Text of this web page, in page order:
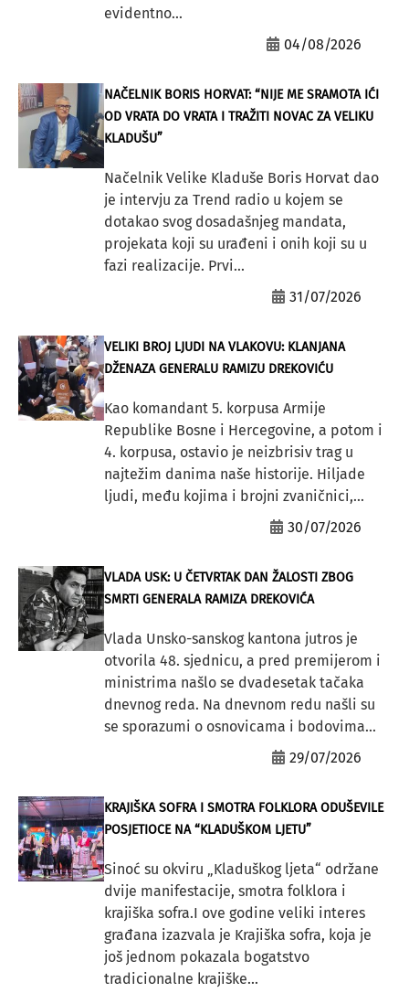
evidentno...
04/08/2026
NAČELNIK BORIS HORVAT: “NIJE ME SRAMOTA IĆI
OD VRATA DO VRATA I TRAŽITI NOVAC ZA VELIKU
KLADUŠU”
Načelnik Velike Kladuše Boris Horvat dao
je intervju za Trend radio u kojem se
dotakao svog dosadašnjeg mandata,
projekata koji su urađeni i onih koji su u
fazi realizacije. Prvi...
31/07/2026
VELIKI BROJ LJUDI NA VLAKOVU: KLANJANA
DŽENAZA GENERALU RAMIZU DREKOVIĆU
Kao komandant 5. korpusa Armije
Republike Bosne i Hercegovine, a potom i
4. korpusa, ostavio je neizbrisiv trag u
najtežim danima naše historije. Hiljade
ljudi, među kojima i brojni zvaničnici,...
30/07/2026
VLADA USK: U ČETVRTAK DAN ŽALOSTI ZBOG
SMRTI GENERALA RAMIZA DREKOVIĆA
Vlada Unsko-sanskog kantona jutros je
otvorila 48. sjednicu, a pred premijerom i
ministrima našlo se dvadesetak tačaka
dnevnog reda. Na dnevnom redu našli su
se sporazumi o osnovicama i bodovima...
29/07/2026
KRAJIŠKA SOFRA I SMOTRA FOLKLORA ODUŠEVILE
POSJETIOCE NA “KLADUŠKOM LJETU”
Sinoć su okviru „Kladuškog ljeta“ održane
dvije manifestacije, smotra folklora i
krajiška sofra.I ove godine veliki interes
građana izazvala je Krajiška sofra, koja je
još jednom pokazala bogatstvo
tradicionalne krajiške...